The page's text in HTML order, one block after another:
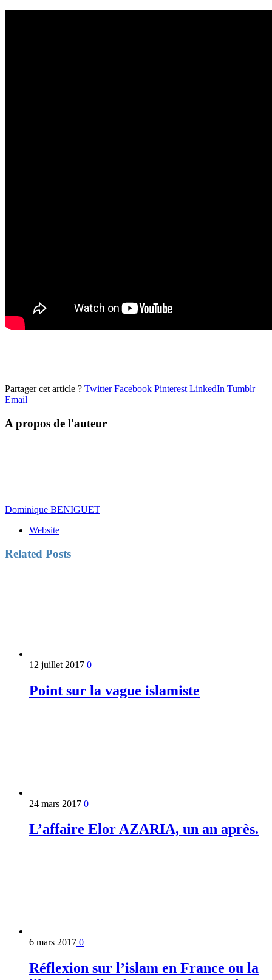
Partager cet article ? Twitter Facebook Pinterest LinkedIn Tumblr
Email
A propos de l'auteur
Dominique BENIGUET
Website
Related Posts
12 juillet 2017 0
Point sur la vague islamiste
24 mars 2017 0
L’affaire Elor AZARIA, un an après.
6 mars 2017 0
Réflexion sur l’islam en France ou la